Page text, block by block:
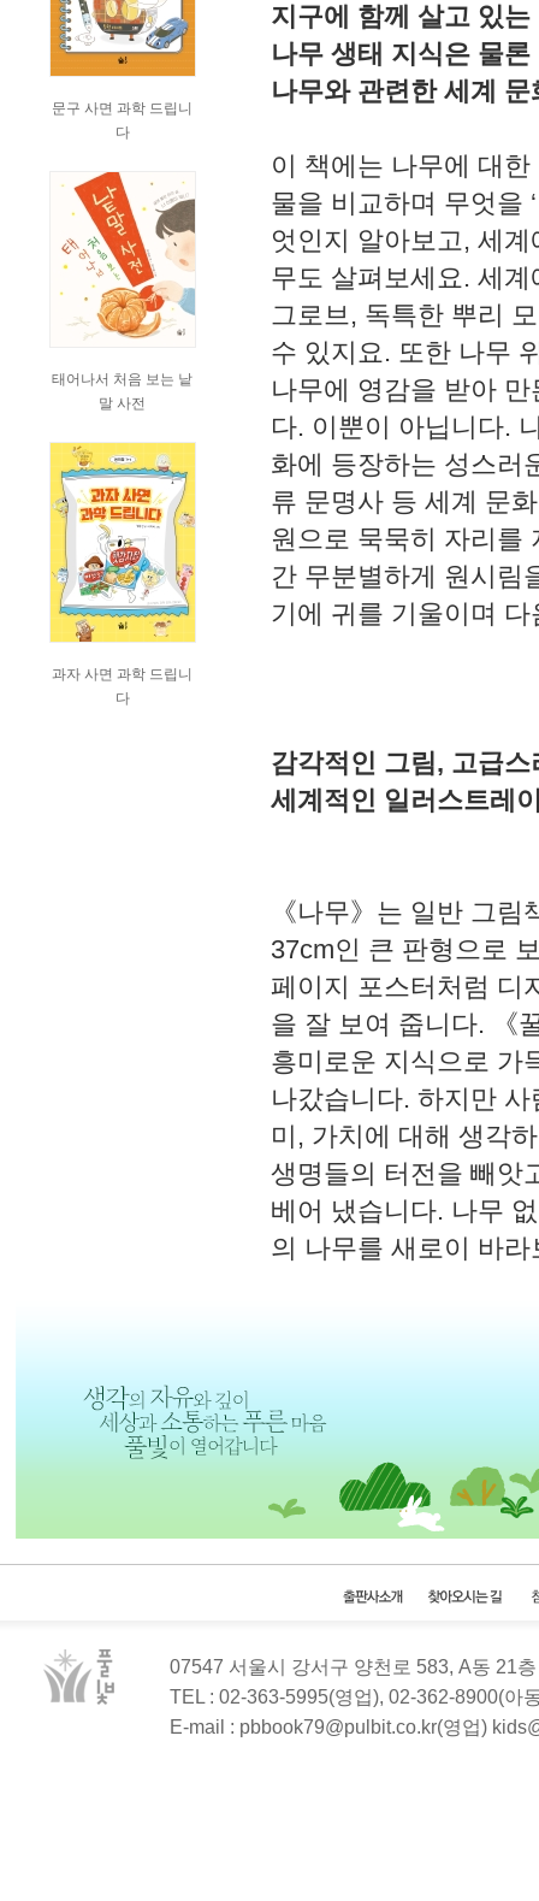
문구 사면 과학 드립니
다
태어나서 처음 보는 낱
말 사전
과자 사면 과학 드립니
다
지구에 함께 살고 있
나무 생태 지식은 물론
나무와 관련한 세계
이 책에는 나무에 대
물을 비교하며 무엇을
엇인지 알아보고, 세
무도 살펴보세요. 세
그로브, 독특한 뿌리
수 있지요. 또한 나무
나무에 영감을 받아
다. 이뿐이 아닙니다.
화에 등장하는 성스러
류 문명사 등 세계 문
원으로 묵묵히 자리를
간 무분별하게 원시림
기에 귀를 기울이며
감각적인 그림, 고급
세계적인 일러스트레
《나무》는 일반 그림
37cm인 큰 판형으로
페이지 포스터처럼 디
을 잘 보여 줍니다. 《
흥미로운 지식으로 가
나갔습니다. 하지만
미, 가치에 대해 생각
생명들의 터전을 빼앗
베어 냈습니다. 나무
의 나무를 새로이 바
07547 서울시 강서구 양천로 583, A동 21
TEL : 02-363-5995(영업), 02-362-8900(아
E-mail : pbbook79@pulbit.co.kr(영업)